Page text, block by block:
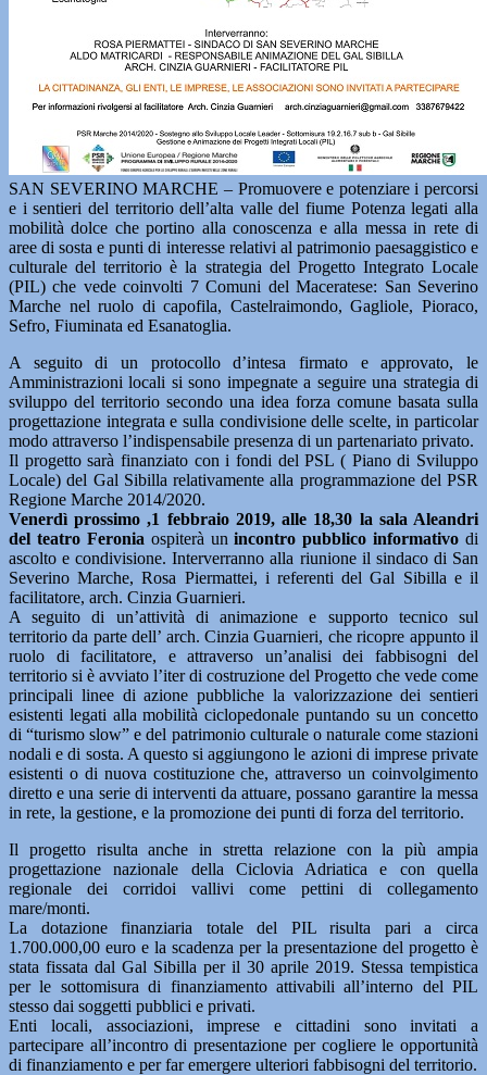
SAN SEVERINO MARCHE – Promuovere e potenziare i percorsi
e i sentieri del territorio dell’alta valle del fiume Potenza legati alla
mobilità dolce che portino alla conoscenza e alla messa in rete di
aree di sosta e punti di interesse relativi al patrimonio paesaggistico e
culturale del territorio è la strategia del Progetto Integrato Locale
(PIL) che vede coinvolti 7 Comuni del Maceratese: San Severino
Marche nel ruolo di capofila, Castelraimondo, Gagliole, Pioraco,
Sefro, Fiuminata ed Esanatoglia.
A seguito di un protocollo d’intesa firmato e approvato, le
Amministrazioni locali si sono impegnate a seguire una strategia di
sviluppo del territorio secondo una idea forza comune basata sulla
progettazione integrata e sulla condivisione delle scelte, in particolar
modo attraverso l’indispensabile presenza di un partenariato privato.
Il progetto sarà finanziato con i fondi del PSL ( Piano di Sviluppo
Locale) del Gal Sibilla relativamente alla programmazione del PSR
Regione Marche 2014/2020.
Venerdì prossimo ,1 febbraio 2019, alle 18,30 la sala Aleandri
del teatro Feronia ospiterà un incontro pubblico informativo di
ascolto e condivisione. Interverranno alla riunione il sindaco di San
Severino Marche, Rosa Piermattei, i referenti del Gal Sibilla e il
facilitatore, arch. Cinzia Guarnieri.
A seguito di un’attività di animazione e supporto tecnico sul
territorio da parte dell’ arch. Cinzia Guarnieri, che ricopre appunto il
ruolo di facilitatore, e attraverso un’analisi dei fabbisogni del
territorio si è avviato l’iter di costruzione del Progetto che vede come
principali linee di azione pubbliche la valorizzazione dei sentieri
esistenti legati alla mobilità ciclopedonale puntando su un concetto
di “turismo slow” e del patrimonio culturale o naturale come stazioni
nodali e di sosta. A questo si aggiungono le azioni di imprese private
esistenti o di nuova costituzione che, attraverso un coinvolgimento
diretto e una serie di interventi da attuare, possano garantire la messa
in rete, la gestione, e la promozione dei punti di forza del territorio.
Il progetto risulta anche in stretta relazione con la più ampia
progettazione nazionale della Ciclovia Adriatica e con quella
regionale dei corridoi vallivi come pettini di collegamento
mare/monti.
La dotazione finanziaria totale del PIL risulta pari a circa
1.700.000,00 euro e la scadenza per la presentazione del progetto è
stata fissata dal Gal Sibilla per il 30 aprile 2019. Stessa tempistica
per le sottomisura di finanziamento attivabili all’interno del PIL
stesso dai soggetti pubblici e privati.
Enti locali, associazioni, imprese e cittadini sono invitati a
partecipare all’incontro di presentazione per cogliere le opportunità
di finanziamento e per far emergere ulteriori fabbisogni del territorio.